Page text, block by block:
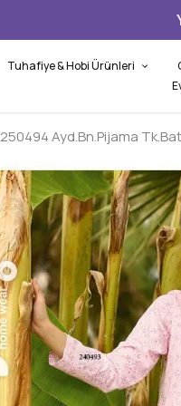
Tuhafiye & Hobi Ürünleri
250494 Ayd.Bn.Pijama